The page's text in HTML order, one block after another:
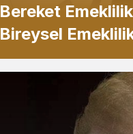
Bereket
Bireysel